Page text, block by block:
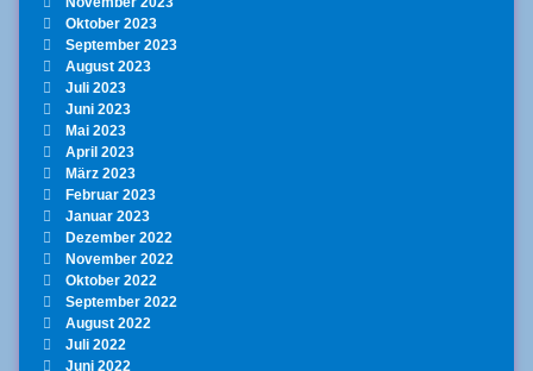
Oktober 2023
September 2023
August 2023
Juli 2023
Juni 2023
Mai 2023
April 2023
März 2023
Februar 2023
Januar 2023
Dezember 2022
November 2022
Oktober 2022
September 2022
August 2022
Juli 2022
Juni 2022